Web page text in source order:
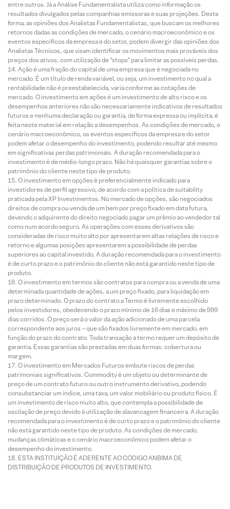
entre outros. Já a Análise Fundamentalista utiliza como informação os
resultados divulgados pelas companhias emissoras e suas projeções. Desta
forma, as opiniões dos Analistas Fundamentalistas, que buscam os melhores
retornos dadas as condições de mercado, o cenário macroeconômico e os
eventos específicos da empresa e do setor, podem divergir das opiniões dos
Analistas Técnicos, que visam identificar os movimentos mais prováveis dos
preços dos ativos, com utilização de “stops” para limitar as possíveis perdas.
Ação é uma fração do capital de uma empresa que é negociada no
mercado. É um título de renda variável, ou seja, um investimento no qual a
rentabilidade não é preestabelecida, varia conforme as cotações de
mercado. O investimento em ações é um investimento de alto risco e os
desempenhos anteriores não são necessariamente indicativos de resultados
futuros e nenhuma declaração ou garantia, de forma expressa ou implícita, é
feita neste material em relação a desempenhos. As condições de mercado, o
cenário macroeconômico, os eventos específicos da empresa e do setor
podem afetar o desempenho do investimento, podendo resultar até mesmo
em significativas perdas patrimoniais. A duração recomendada para o
investimento é de médio-longo prazo. Não há quaisquer garantias sobre o
patrimônio do cliente neste tipo de produto.
O investimento em opções é preferencialmente indicado para
investidores de perfil agressivo, de acordo com a política de suitability
praticada pela XP Investimentos. No mercado de opções, são negociados
direitos de compra ou venda de um bem por preço fixado em data futura,
devendo o adquirente do direito negociado pagar um prêmio ao vendedor tal
como num acordo seguro. As operações com esses derivativos são
consideradas de risco muito alto por apresentarem altas relações de risco e
retorno e algumas posições apresentarem a possibilidade de perdas
superiores ao capital investido. A duração recomendada para o investimento
é de curto prazo e o patrimônio do cliente não está garantido neste tipo de
produto.
O investimento em termos são contratos para compra ou a venda de uma
determinada quantidade de ações, a um preço fixado, para liquidação em
prazo determinado. O prazo do contrato a Termo é livremente escolhido
pelos investidores, obedecendo o prazo mínimo de 16 dias e máximo de 999
dias corridos. O preço será o valor da ação adicionado de uma parcela
correspondente aos juros – que são fixados livremente em mercado, em
função do prazo do contrato. Toda transação a termo requer um depósito de
garantia. Essas garantias são prestadas em duas formas: cobertura ou
margem.
O investimento em Mercados Futuros embute riscos de perdas
patrimoniais significativos. Commodity é um objeto ou determinante de
preço de um contrato futuro ou outro instrumento derivativo, podendo
consubstanciar um índice, uma taxa, um valor mobiliário ou produto físico. É
um investimento de risco muito alto, que contempla a possibilidade de
oscilação de preço devido à utilização de alavancagem financeira. A duração
recomendada para o investimento é de curto prazo e o patrimônio do cliente
não está garantido neste tipo de produto. As condições de mercado,
mudanças climáticas e o cenário macroeconômico podem afetar o
desempenho do investimento.
ESTA INSTITUIÇÃO É ADERENTE AO CÓDIGO ANBIMA DE
DISTRIBUIÇÃO DE PRODUTOS DE INVESTIMENTO.